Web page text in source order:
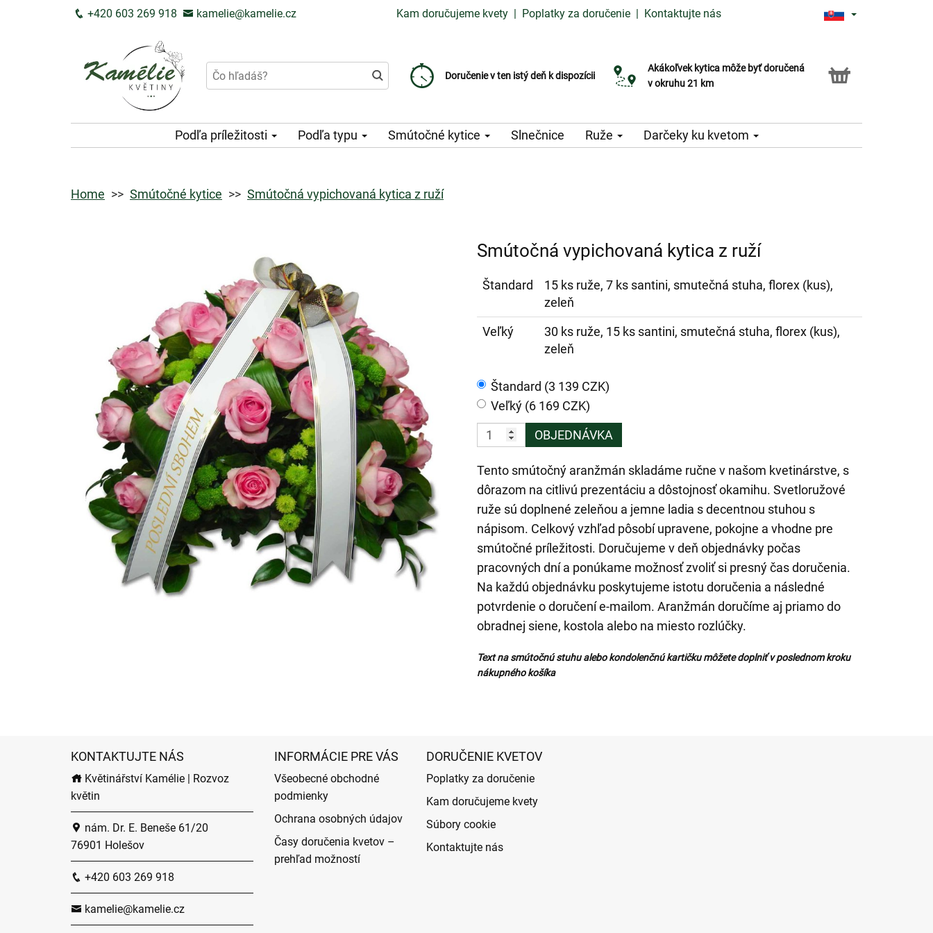
+420 603 269 918 kamelie@kamelie.cz Kam doručujeme kvety | Poplatky za doručenie | Kontaktujte nás
Doručenie v ten istý deň k dispozícii
Poplatok za doručenie od 99 CZK
Vyberte si dátum doručenia
Akákoľvek kytica môže byť doručená
v okruhu 21 km
Služba Click & Collect
Podľa príležitosti Podľa typu Smútočné kytice Slnečnice Ruže Darčeky ku kvetom
Home Smútočné kytice Smútočná vypichovaná kytica z ruží
Smútočná vypichovaná kytica z ruží
Štandard
15 ks ruže, 7 ks santini, smutečná stuha, florex (kus),
zeleň
Veľký
30 ks ruže, 15 ks santini, smutečná stuha, florex (kus),
zeleň
Štandard (3 139 CZK)
Veľký (6 169 CZK)
OBJEDNÁVKA
Tento smútočný aranžmán skladáme ručne v našom kvetinárstve, s
dôrazom na citlivú prezentáciu a dôstojnosť okamihu. Svetloružové
ruže sú doplnené zeleňou a jemne ladia s decentnou stuhou s
nápisom. Celkový vzhľad pôsobí upravene, pokojne a vhodne pre
smútočné príležitosti. Doručujeme v deň objednávky počas
pracovných dní a ponúkame možnosť zvoliť si presný čas doručenia.
Na každú objednávku poskytujeme istotu doručenia a následné
potvrdenie o doručení e-mailom. Aranžmán doručíme aj priamo do
obradnej siene, kostola alebo na miesto rozlúčky.
Text na smútočnú stuhu alebo kondolenčnú kartičku môžete doplniť v poslednom kroku
nákupného košíka
KONTAKTUJTE NÁS
Květinářství Kamélie | Rozvoz
květin
nám. Dr. E. Beneše 61/20
76901 Holešov
+420 603 269 918
kamelie@kamelie.cz
INFORMÁCIE PRE VÁS
Všeobecné obchodné
podmienky
Ochrana osobných údajov
Časy doručenia kvetov –
prehľad možností
DORUČENIE KVETOV
Poplatky za doručenie
Kam doručujeme kvety
Súbory cookie
Kontaktujte nás